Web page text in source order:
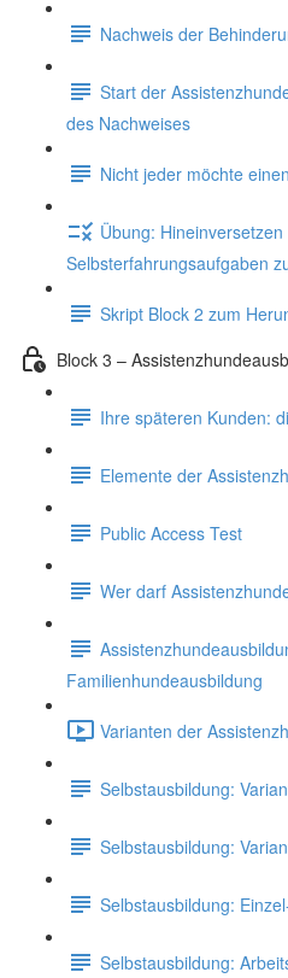
Nachweis der
Start der
des Nachweises
Nicht jeder möchte
Übung:
Selbsterfahrungsaufgaben
Skript Block 2 zum
Block 3 –
Ihre späteren Kunden:
Elemente der
Public Access Test
Wer darf
Familienhundeausbildung
Varianten der
Selbstausbildung:
Selbstausbildung:
Selbstausbildung:
Selbstausbildung: